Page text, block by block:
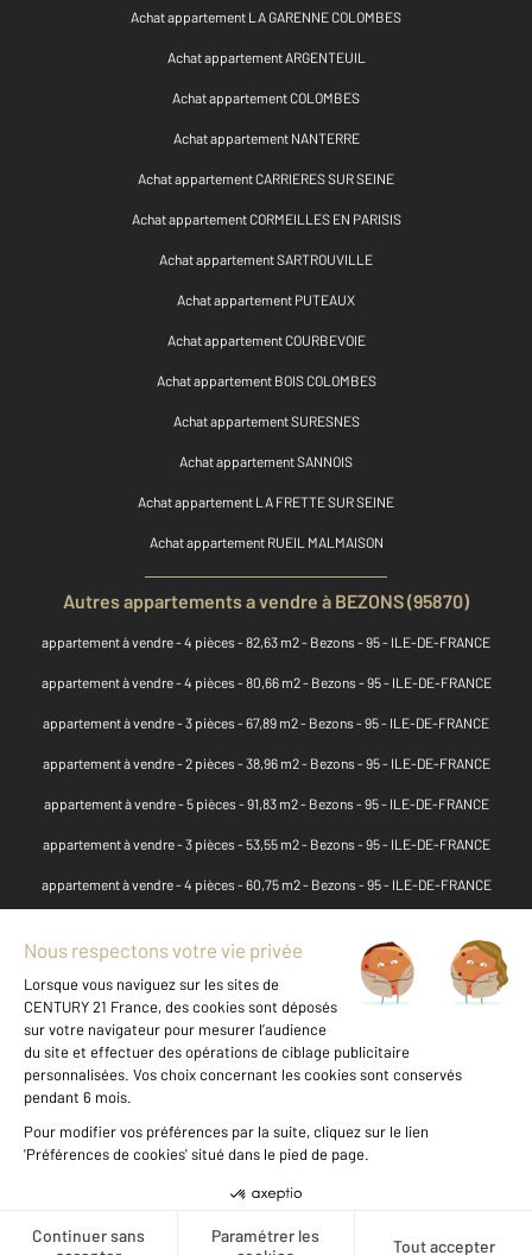
Achat appartement LA GARENNE COLOMBES
Achat appartement ARGENTEUIL
Achat appartement COLOMBES
Achat appartement NANTERRE
Achat appartement CARRIERES SUR SEINE
Achat appartement CORMEILLES EN PARISIS
Achat appartement SARTROUVILLE
Achat appartement PUTEAUX
Achat appartement COURBEVOIE
Achat appartement BOIS COLOMBES
Achat appartement SURESNES
Achat appartement SANNOIS
Achat appartement LA FRETTE SUR SEINE
Achat appartement RUEIL MALMAISON
Autres appartements a vendre à BEZONS (95870)
appartement à vendre - 4 pièces - 82,63 m2 - Bezons - 95 - ILE-DE-FRANCE
appartement à vendre - 4 pièces - 80,66 m2 - Bezons - 95 - ILE-DE-FRANCE
appartement à vendre - 3 pièces - 67,89 m2 - Bezons - 95 - ILE-DE-FRANCE
appartement à vendre - 2 pièces - 38,96 m2 - Bezons - 95 - ILE-DE-FRANCE
appartement à vendre - 5 pièces - 91,83 m2 - Bezons - 95 - ILE-DE-FRANCE
appartement à vendre - 3 pièces - 53,55 m2 - Bezons - 95 - ILE-DE-FRANCE
appartement à vendre - 4 pièces - 60,75 m2 - Bezons - 95 - ILE-DE-FRANCE
appartement à vendre - 2 pièces - 33 m2 - Bezons - 95 - ILE-DE-FRANCE
appartement à vendre - 4 pièces - 85,71 m2 - Bezons - 95 - ILE-DE-FRANCE
appartement à vendre - 4 pièces - 85 m2 - Bezons - 95 - ILE-DE-FRANCE
appartement à vendre - 4 pièces - 74,65 m2 - Bezons - 95 - ILE-DE-FRANCE
appartement à vendre - 5 pièces - 95 m2 - Bezons - 95 - ILE-DE-FRANCE
appartement à vendre - 2 pièces - 47 m2 - Bezons - 95 - ILE-DE-FRANCE
appartement à vendre - 2 pièces - 39,80 m2 - Bezons - 95 - ILE-DE-FRANCE